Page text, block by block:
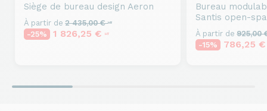
Siège de bureau design Aeron
À partir de 2 435,00 €HT
-25% 1 826,25 € HT
Bureau
Santis open-
À partir de 925,00
-15%
786,25